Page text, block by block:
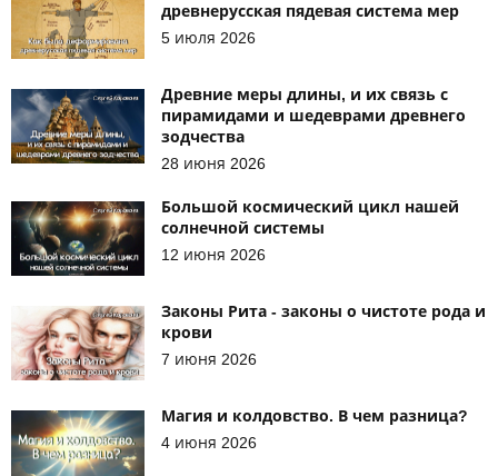
древнерусская пядевая система мер
5 июля 2026
Древние меры длины, и их связь с
пирамидами и шедеврами древнего
зодчества
28 июня 2026
Большой космический цикл нашей
солнечной системы
12 июня 2026
Законы Рита - законы о чистоте рода и
крови
7 июня 2026
Магия и колдовство. В чем разница?
4 июня 2026